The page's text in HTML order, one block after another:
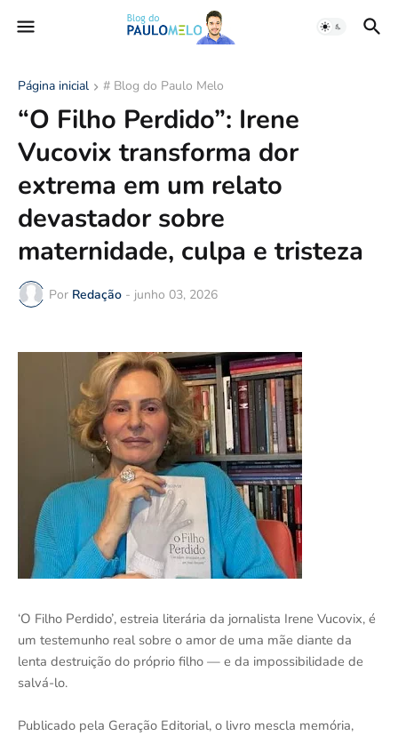
Página inicial # Blog do Paulo Melo
“O Filho Perdido”: Irene
Vucovix transforma dor
extrema em um relato
devastador sobre
maternidade, culpa e tristeza
Por Redação - junho 03, 2026
‘O Filho Perdido’, estreia literária da jornalista Irene Vucovix, é
um testemunho real sobre o amor de uma mãe diante da
lenta destruição do próprio filho — e da impossibilidade de
salvá-lo.
Publicado pela Geração Editorial, o livro mescla memória,